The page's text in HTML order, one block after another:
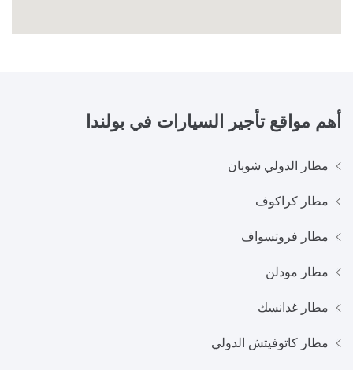
أهم مواقع تأجير السيارات في بولندا
مطار الدولي شوبان
مطار كراكوف
مطار فروتسواف
مطار مودلن
مطار غدانسك
مطار كاتوفيتش الدولي